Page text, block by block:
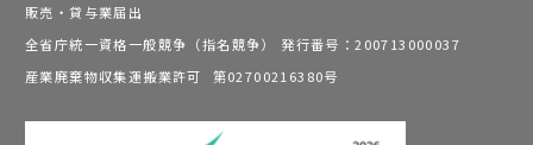
販売・貸与業届出
全省庁統一資格一般競争（指名競争） 発行番号：200713000037
産業廃棄物収集運搬業許可 第02700216380号